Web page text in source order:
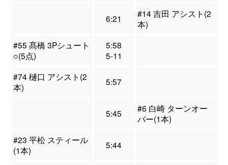
6:21
#14 吉田 アシスト(2
本)
#55 髙橋 3Pシュート
○(5点)
5:58
5-11
#74 樋口 アシスト(2
本)
5:57
5:45
#6 白崎 ターンオー
バー(1本)
#23 平松 スティール
(1本)
5:44